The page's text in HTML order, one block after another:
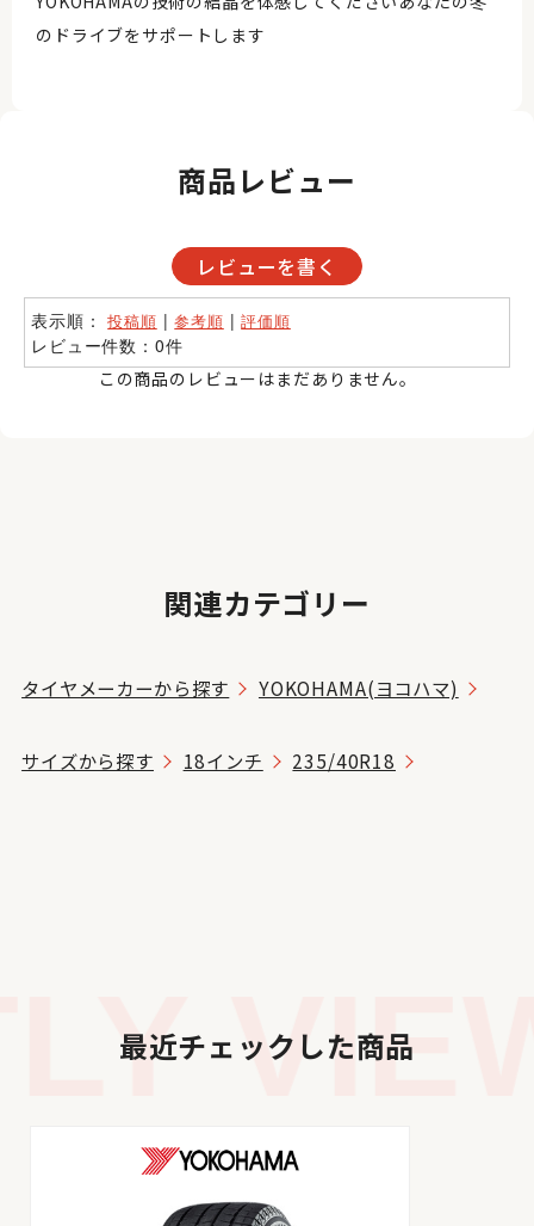
のドライブをサポートします
商品レビュー
レビューを書く
表示順：投稿順 |参考順 |評価順
レビュー件数：0件
この商品のレビューはまだありません。
関連カテゴリー
タイヤメーカーから探す YOKOHAMA(ヨコハマ)
サイズから探す 18インチ 235/40R18
最近チェックした商品